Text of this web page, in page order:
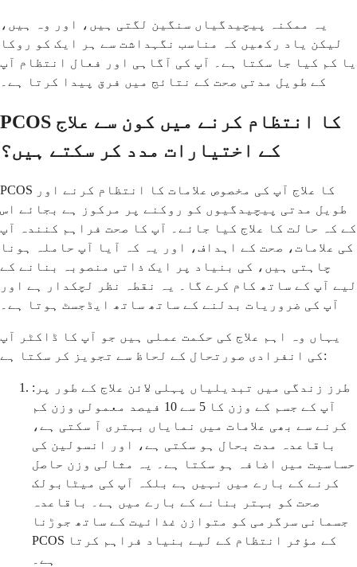
یہ ممکنہ پیچیدگیاں سنگین لگتی ہیں، اور وہ ہیں،
لیکن یاد رکھیں کہ مناسب نگہداشت سے ہر ایک کو روکا
یا کم کیا جا سکتا ہے۔ آپ کی آگاہی اور فعال انتظام آپ
کے طویل مدتی صحت کے نتائج میں فرق پیدا کرتا ہے۔
PCOS کا انتظام کرنے میں کون سے علاج
کے اختیارات مدد کر سکتے ہیں؟
PCOS کا علاج آپ کی مخصوص علامات کا انتظام کرنے اور
طویل مدتی پیچیدگیوں کو روکنے پر مرکوز ہے بجائے اس
کے کہ حالت کا علاج کیا جائے۔ آپ کا صحت فراہم کنندہ آپ
کی علامات، صحت کے اہداف، اور یہ کہ آیا آپ حاملہ ہونا
چاہتی ہیں، کی بنیاد پر ایک ذاتی منصوبہ بنانے کے
لیے آپ کے ساتھ کام کرے گا۔ یہ نقطہ نظر لچکدار ہے اور
آپ کی ضروریات بدلنے کے ساتھ ساتھ ایڈجسٹ ہوتا ہے۔
یہاں وہ اہم علاج کی حکمت عملی ہیں جو آپ کا ڈاکٹر آپ
کی انفرادی صورتحال کے لحاظ سے تجویز کر سکتا ہے:
طرز زندگی میں تبدیلیاں پہلی لائن علاج کے طور پر:
آپ کے جسم کے وزن کا 5 سے 10 فیصد معمولی وزن کم
کرنے سے بھی علامات میں نمایاں بہتری آ سکتی ہے،
باقاعدہ مدت بحال ہو سکتی ہے، اور انسولین کی
حساسیت میں اضافہ ہو سکتا ہے۔ یہ مثالی وزن حاصل
کرنے کے بارے میں نہیں ہے بلکہ آپ کی میٹابولک
صحت کو بہتر بنانے کے بارے میں ہے۔ باقاعدہ
جسمانی سرگرمی کو متوازن غذائیت کے ساتھ جوڑنا
PCOS کے مؤثر انتظام کے لیے بنیاد فراہم کرتا
ہے۔